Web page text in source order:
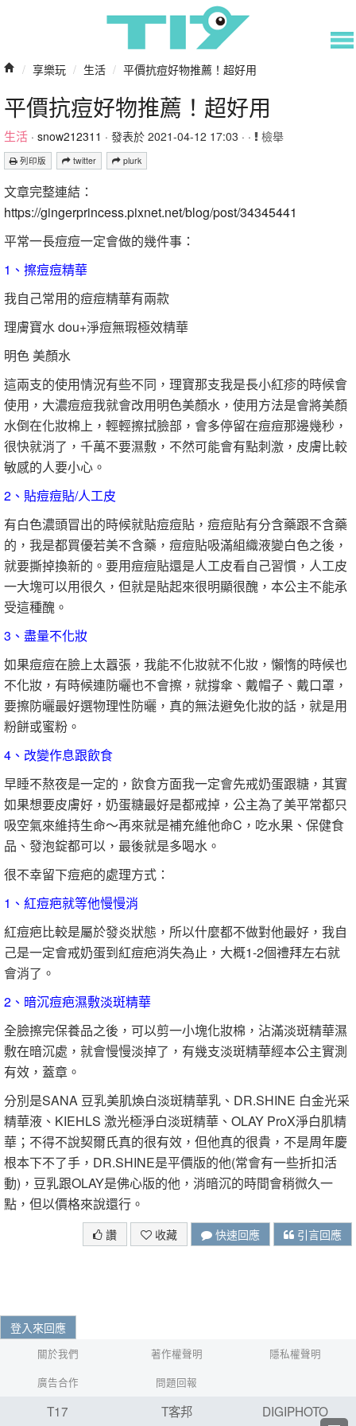
/ 享樂玩 / 生活 / 平價抗痘好物推薦！超好用
平價抗痘好物推薦！超好用
生活 · snow212311 · 發表於 2021-04-12 17:03 · · 檢舉
列印版 twitter plurk
文章完整連結：
https://gingerprincess.pixnet.net/blog/post/34345441
平常一長痘痘一定會做的幾件事：
1、擦痘痘精華
我自己常用的痘痘精華有兩款
理膚寶水 dou+淨痘無瑕極效精華
明色 美顏水
這兩支的使用情況有些不同，理寶那支我是長小紅疹的時候會
使用，大濃痘痘我就會改用明色美顏水，使用方法是會將美顏
水倒在化妝棉上，輕輕擦拭臉部，會多停留在痘痘那邊幾秒，
很快就消了，千萬不要濕敷，不然可能會有點刺激，皮膚比較
敏感的人要小心。
2、貼痘痘貼/人工皮
有白色濃頭冒出的時候就貼痘痘貼，痘痘貼有分含藥跟不含藥
的，我是都買優若美不含藥，痘痘貼吸滿組織液變白色之後，
就要撕掉換新的。要用痘痘貼還是人工皮看自己習慣，人工皮
一大塊可以用很久，但就是貼起來很明顯很醜，本公主不能承
受這種醜。
3、盡量不化妝
如果痘痘在臉上太囂張，我能不化妝就不化妝，懶惰的時候也
不化妝，有時候連防曬也不會擦，就撐傘、戴帽子、戴口罩，
要擦防曬最好選物理性防曬，真的無法避免化妝的話，就是用
粉餅或蜜粉。
4、改變作息跟飲食
早睡不熬夜是一定的，飲食方面我一定會先戒奶蛋跟糖，其實
如果想要皮膚好，奶蛋糖最好是都戒掉，公主為了美平常都只
吸空氣來維持生命～再來就是補充維他命C，吃水果、保健食
品、發泡錠都可以，最後就是多喝水。
很不幸留下痘疤的處理方式：
1、紅痘疤就等他慢慢消
紅痘疤比較是屬於發炎狀態，所以什麼都不做對他最好，我自
己是一定會戒奶蛋到紅痘疤消失為止，大概1-2個禮拜左右就
會消了。
2、暗沉痘疤濕敷淡斑精華
全臉擦完保養品之後，可以剪一小塊化妝棉，沾滿淡斑精華濕
敷在暗沉處，就會慢慢淡掉了，有幾支淡斑精華經本公主實測
有效，蓋章。
分別是SANA 豆乳美肌煥白淡斑精華乳、DR.SHINE 白金光采
精華液、KIEHLS 激光極淨白淡斑精華、OLAY ProX淨白肌精
華；不得不說契爾氏真的很有效，但他真的很貴，不是周年慶
根本下不了手，DR.SHINE是平價版的他(常會有一些折扣活
動)，豆乳跟OLAY是佛心版的他，消暗沉的時間會稍微久一
點，但以價格來說還行。
讚 收藏 快速回應 引言回應
登入來回應
關於我們 著作權聲明
隱私權聲明
廣告合作
問題回報
T17 T客邦 DIGIPHOTO